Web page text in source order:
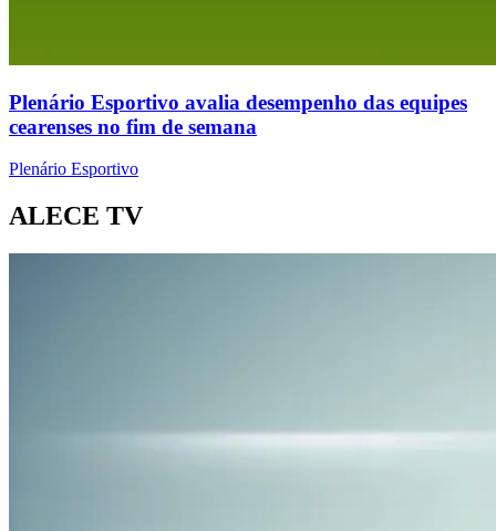
Plenário Esportivo avalia desempenho das equipes
cearenses no fim de semana
Plenário Esportivo
ALECE TV